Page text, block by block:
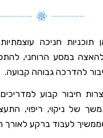
חניכה
במסע הרוחני,
להדרכה גבוהה קבועה.
חיבור קבוע למדריכים
של ניקוי, ריפוי,
לעבוד ברקע לאורך